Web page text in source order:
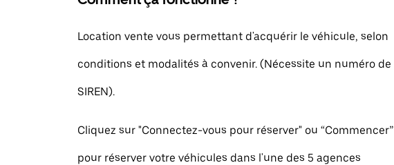
Location vente vous permettant d'acquérir le véhicule, selon
conditions et modalités à convenir. (Nécessite un numéro de
SIREN).
Cliquez sur "Connectez-vous pour réserver" ou “Commencer”
pour réserver votre véhicules dans l'une des 5 agences